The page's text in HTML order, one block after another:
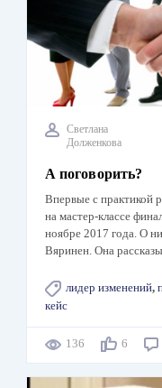
Светлана
Долженкова
А поговорить?
Впервые с практикой
на мастер-классе
ноябре 2017 года. О
Вяринен. Она
лидер изменений,
кейс
136 6